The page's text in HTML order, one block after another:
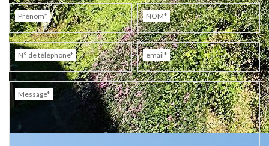
Prénom* NOM*
N° de téléphone* email*
Message*